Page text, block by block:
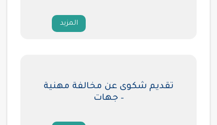
المزيد
تقديم شكوى عن مخالفة مهنية
– جهات